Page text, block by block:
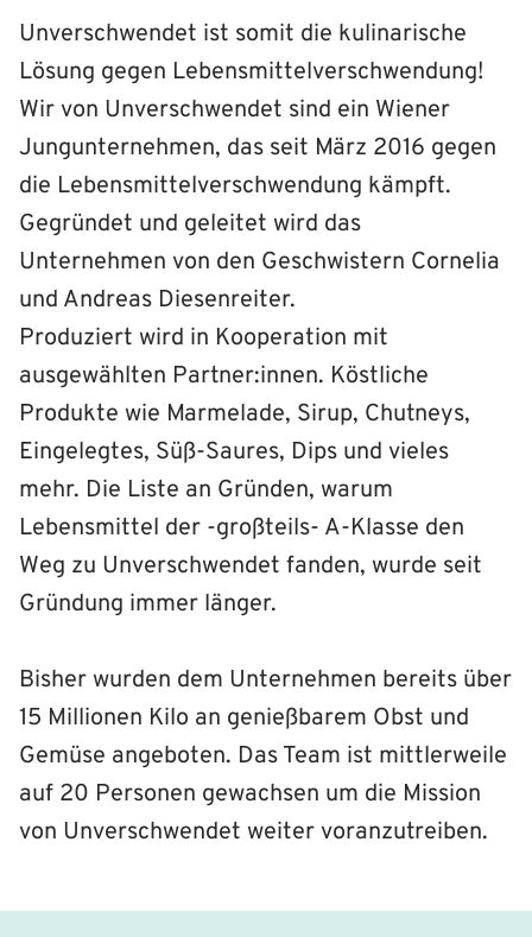
Unverschwendet ist somit die kulinarische
Lösung gegen Lebensmittelverschwendung!
Wir von Unverschwendet sind ein Wiener
Jungunternehmen, das seit März 2016 gegen
die Lebensmittelverschwendung kämpft.
Gegründet und geleitet wird das
Unternehmen von den Geschwistern Cornelia
und Andreas Diesenreiter.
Produziert wird in Kooperation mit
ausgewählten Partner:innen. Köstliche
Produkte wie Marmelade, Sirup, Chutneys,
Eingelegtes, Süß-Saures, Dips und vieles
mehr. Die Liste an Gründen, warum
Lebensmittel der -großteils- A-Klasse den
Weg zu Unverschwendet fanden, wurde seit
Gründung immer länger.
Bisher wurden dem Unternehmen bereits über
15 Millionen Kilo an genießbarem Obst und
Gemüse angeboten. Das Team ist mittlerweile
auf 20 Personen gewachsen um die Mission
von Unverschwendet weiter voranzutreiben.